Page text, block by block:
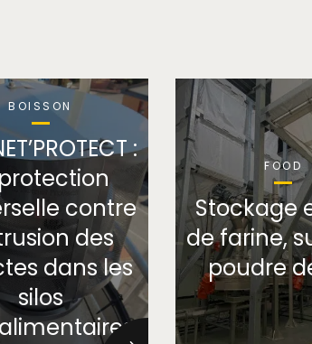
BOISSON
:
contre
des
dans les
silos
FOOD
Stockage
de farine,
poudre